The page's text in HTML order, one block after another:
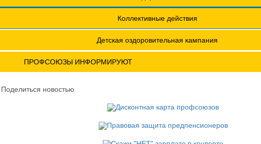
Научно-практическая конференция МОТ- ФНПР
ПРОФСОЮЗЫ ИНФОРМИРУЮТ
Коллективные действия
Детская оздоровительная кампания
Поделиться новостью